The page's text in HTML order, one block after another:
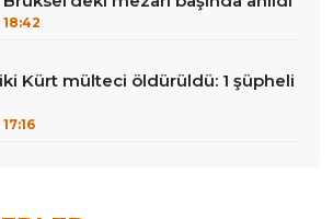
18:42
Kürt mülteci öldürüldü: 1 şüpheli
17:16